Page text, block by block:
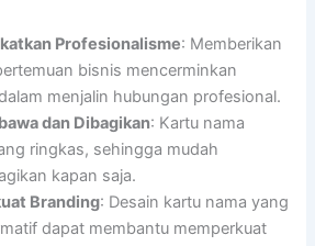
Profesionalisme: Memberikan
bisnis mencerminkan
menjalin hubungan profesional.
dan Dibagikan: Kartu nama
ringkas, sehingga mudah
kapan saja.
Branding: Desain kartu nama yang
dapat membantu memperkuat